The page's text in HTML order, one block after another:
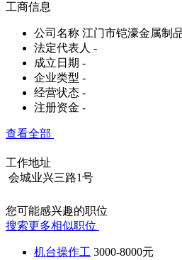
工商信息
公司名称 江门市铠濠金属制
法定代表人 -
成立日期 -
企业类型 -
经营状态 -
注册资金 -
查看全部
工作地址
会城业兴三路1号
您可能感兴趣的职位
搜索更多相似职位
机台操作工 3000-8000元